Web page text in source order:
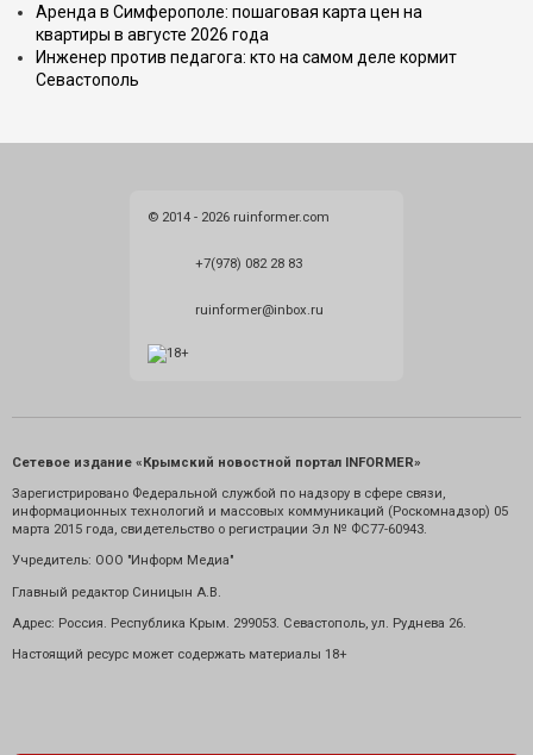
Аренда в Симферополе: пошаговая карта цен на
квартиры в августе 2026 года
Инженер против педагога: кто на самом деле кормит
Севастополь
© 2014 - 2026 ruinformer.com
+7(978) 082 28 83
ruinformer@inbox.ru
Сетевое издание «Крымский новостной портал INFORMER»
Зарегистрировано Федеральной службой по надзору в сфере связи,
информационных технологий и массовых коммуникаций (Роскомнадзор) 05
марта 2015 года, свидетельство о регистрации Эл № ФС77-60943.
Учредитель: ООО "Информ Медиа"
Главный редактор Синицын А.В.
Адрес: Россия. Республика Крым. 299053. Севастополь, ул. Руднева 26.
Настоящий ресурс может содержать материалы 18+